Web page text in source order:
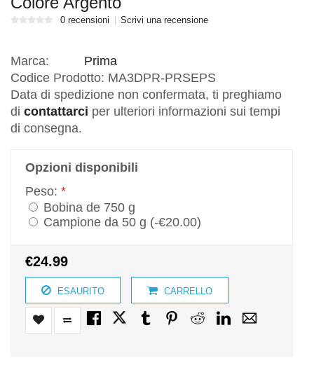
0 recensioni Scrivi una recensione
Marca:
Prima
Codice Prodotto: MA3DPR-PRSEPS
Data di spedizione non confermata, ti preghiamo
di contattarci per ulteriori informazioni sui tempi
di consegna.
Opzioni disponibili
Peso: *
Bobina de 750 g
Campione da 50 g (-€20.00)
€24.99
ESAURITO CARRELLO